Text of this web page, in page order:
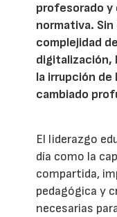
profesorado y
normativa.
complejidad
digitalización,
la irrupción
cambiado
El liderazgo
día como la
compartida,
pedagógica y
necesarias